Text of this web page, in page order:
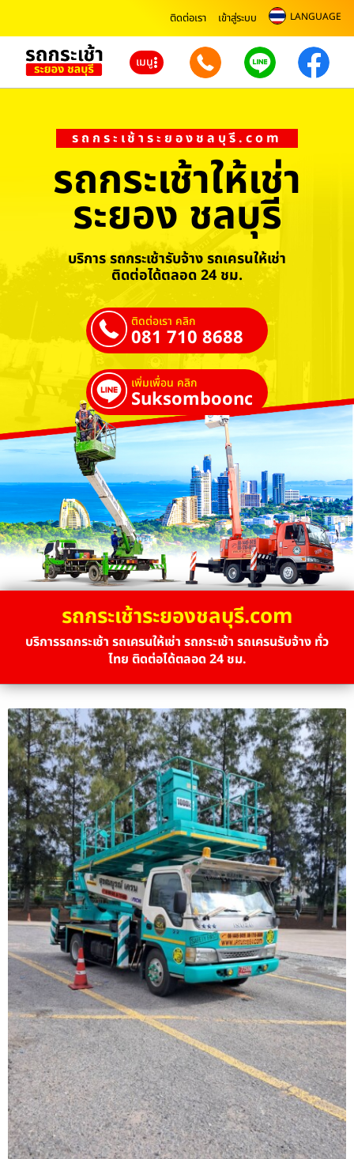
ติดต่อเรา เข้าสู่ระบบ LANGUAGE
เมนู
รถกระเช้าระยองชลบุรี.com
รถกระเช้าให้เช่า
ระยอง ชลบุรี
บริการ รถกระเช้ารับจ้าง รถเครนให้เช่า
ติดต่อได้ตลอด 24 ชม.
ติดต่อเรา คลิก
081 710 8688
เพิ่มเพื่อน คลิก
Suksombooncrane
รถกระเช้าระยองชลบุรี.com
บริการรถกระเช้า รถเครนให้เช่า รถกระเช้า รถเครนรับจ้าง ทั่ว
ไทย ติดต่อได้ตลอด 24 ชม.